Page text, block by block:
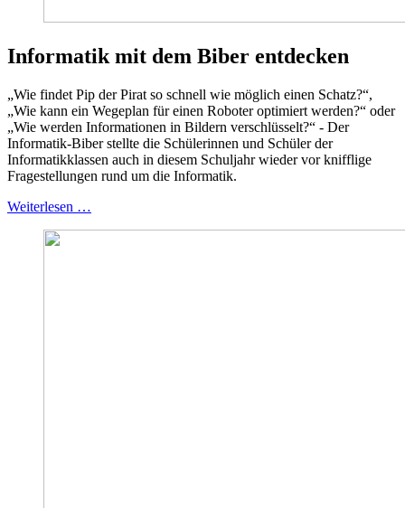
Informatik mit dem Biber entdecken
„Wie findet Pip der Pirat so schnell wie möglich einen Schatz?“,
„Wie kann ein Wegeplan für einen Roboter optimiert werden?“ oder
„Wie werden Informationen in Bildern verschlüsselt?“ - Der
Informatik-Biber stellte die Schülerinnen und Schüler der
Informatikklassen auch in diesem Schuljahr wieder vor knifflige
Fragestellungen rund um die Informatik.
Weiterlesen …